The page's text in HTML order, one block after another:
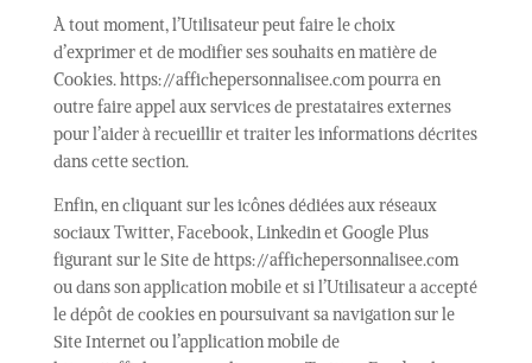
À tout moment, l’Utilisateur peut faire le choix
d’exprimer et de modifier ses souhaits en matière de
Cookies. https://affichepersonnalisee.com pourra en
outre faire appel aux services de prestataires externes
pour l’aider à recueillir et traiter les informations décrites
dans cette section.
Enfin, en cliquant sur les icônes dédiées aux réseaux
sociaux Twitter, Facebook, Linkedin et Google Plus
figurant sur le Site de https://affichepersonnalisee.com
ou dans son application mobile et si l’Utilisateur a accepté
le dépôt de cookies en poursuivant sa navigation sur le
Site Internet ou l’application mobile de